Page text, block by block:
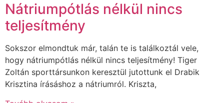
Nátriumpótlás nélkül nincs
teljesítmény
Sokszor elmondtuk már, talán te is találkoztál vele,
hogy nátriumpótlás nélkül nincs teljesítmény! Tiger
Zoltán sporttársunkon keresztül jutottunk el Drabik
Krisztina írásáshoz a nátriumról. Kriszta,